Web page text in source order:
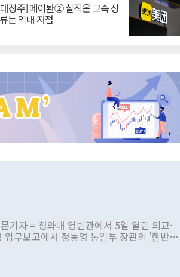
장주] 메이퇀② 실적은 고속 상
는 역대 저점
기자 = 청와대 영빈관에서 5일 열린 외교·
업무보고에서 정동영 통일부 장관의 '한반도
지 않은 사안을 정책으로 추진하겠다고 공